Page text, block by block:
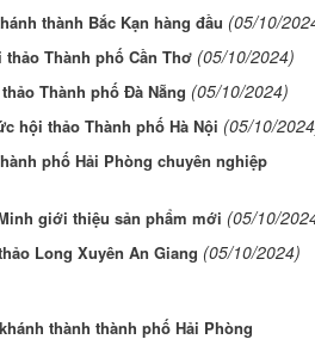
thành Bắc Kạn hàng đầu (05/10/
Thành phố Cần Thơ (05/10/2024)
Thành phố Đà Nẵng (05/10/2024)
hội thảo Thành phố Hà Nội (05/10/
phố Hải Phòng chuyên nghiệp
giới thiệu sản phẩm mới (05/10/
Long Xuyên An Giang (05/10/2024)
thành thành phố Hải Phòng